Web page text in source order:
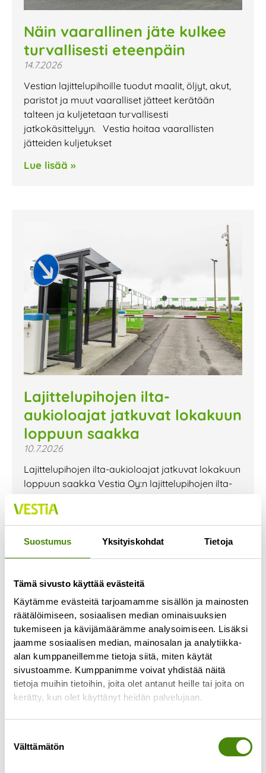
Suostumus Yksityiskohdat Tietoja
Tämä sivusto käyttää evästeitä
Käytämme evästeitä tarjoamamme sisällön ja mainosten
räätälöimiseen, sosiaalisen median ominaisuuksien
tukemiseen ja kävijämäärämme analysoimiseen. Lisäksi
jaamme sosiaalisen median, mainosalan ja analytiikka-
alan kumppaneillemme tietoja siitä, miten käytät
sivustoamme. Kumppanimme voivat yhdistää näitä
tietoja muihin tietoihin, joita olet antanut heille tai joita on
kerätty, kun olet käyttänyt heidän palvelujaan.
valinta
Välttämätön
Näin vaarallinen jäte kulkee
turvallisesti eteenpäin
14.7.2026
Vestian lajittelupihoille tuodut maalit, öljyt, akut,
paristot ja muut vaaralliset jätteet kerätään
talteen ja kuljetetaan turvallisesti
jatkokäsittelyyn. Vestia hoitaa vaarallisten
jätteiden kuljetukset
Lue lisää »
Lajittelupihojen ilta-
aukioloajat jatkuvat lokakuun
loppuun saakka
10.7.2026
Lajittelupihojen ilta-aukioloajat jatkuvat lokakuun
loppuun saakka Vestia Oy:n lajittelupihojen ilta-
Jokaisella lajittelupihalla pääsee vähintään
kerran viikossa
Lue lisää »